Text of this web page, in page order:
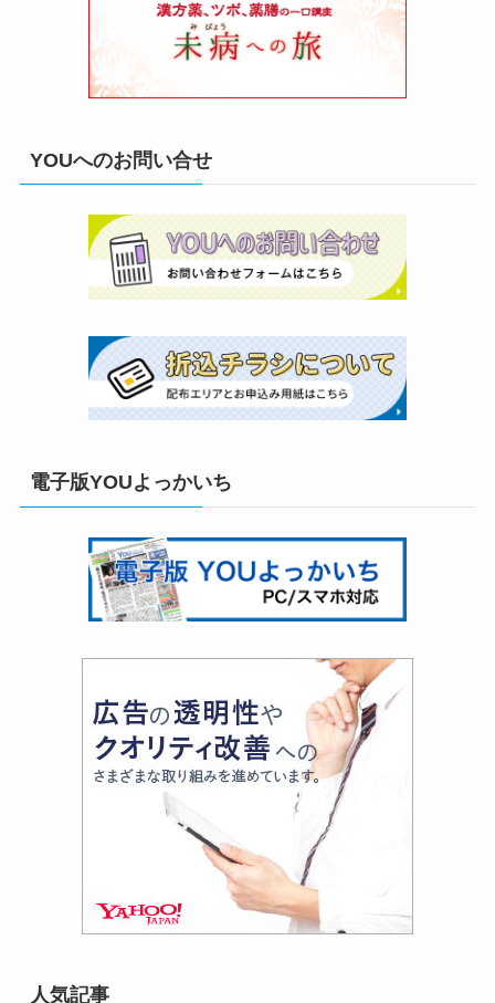
YOUへのお問い合せ
電子版YOUよっかいち
人気記事